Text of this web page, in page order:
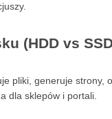
(HDD vs
pliki, generuje strony,
dla sklepów i portali.